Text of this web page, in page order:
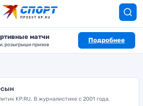
матчи
розыгрыши призов
Подробнее
KP.RU. В журналистике с 2001 года.